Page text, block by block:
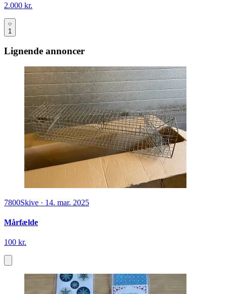
2.000 kr.
1
Lignende annoncer
7800Skive · 14. mar. 2025
Mårfælde
100 kr.